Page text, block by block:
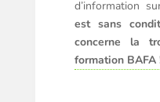
d’information
est sans
concerne la
formation BAFA